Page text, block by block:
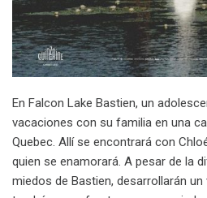
En Falcon Lake Bastien, un
vacaciones con su familia en una
Quebec. Allí se encontrará con
quien se enamorará. A pesar de la
miedos de Bastien, desarrollarán